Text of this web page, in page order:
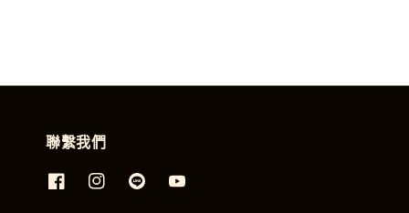
聯繫我們